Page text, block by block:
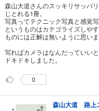
森山大道さんのスッキリサッパ
じとれる1冊。
写真ってテクニック写真と感覚
というものはカテゴライズしや
ものには正解は無いように思いま
写ればカメラはなんだっていい
ドキドキしました。
0
森山大道 路上